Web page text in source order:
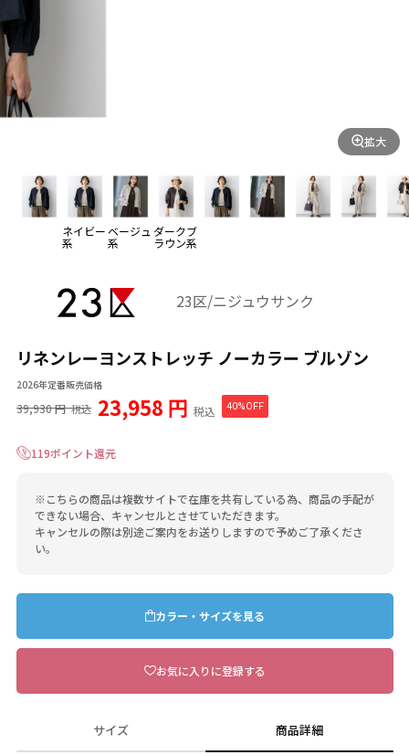
拡大
ネイビー
系
ベージュ
系
ダークブ
ラウン系
23区/ニジュウサンク
リネンレーヨンストレッチ ノーカラー ブルゾン
2026年定番販売価格
39,930 円 税込 23,958 円 税込 40%OFF
119ポイント還元
※こちらの商品は複数サイトで在庫を共有している為、商品の手配が
できない場合、キャンセルとさせていただきます。
キャンセルの際は別途ご案内をお送りしますので予めご了承くださ
い。
カラー・サイズを見る
お気に入りに登録する
サイズ 商品詳細